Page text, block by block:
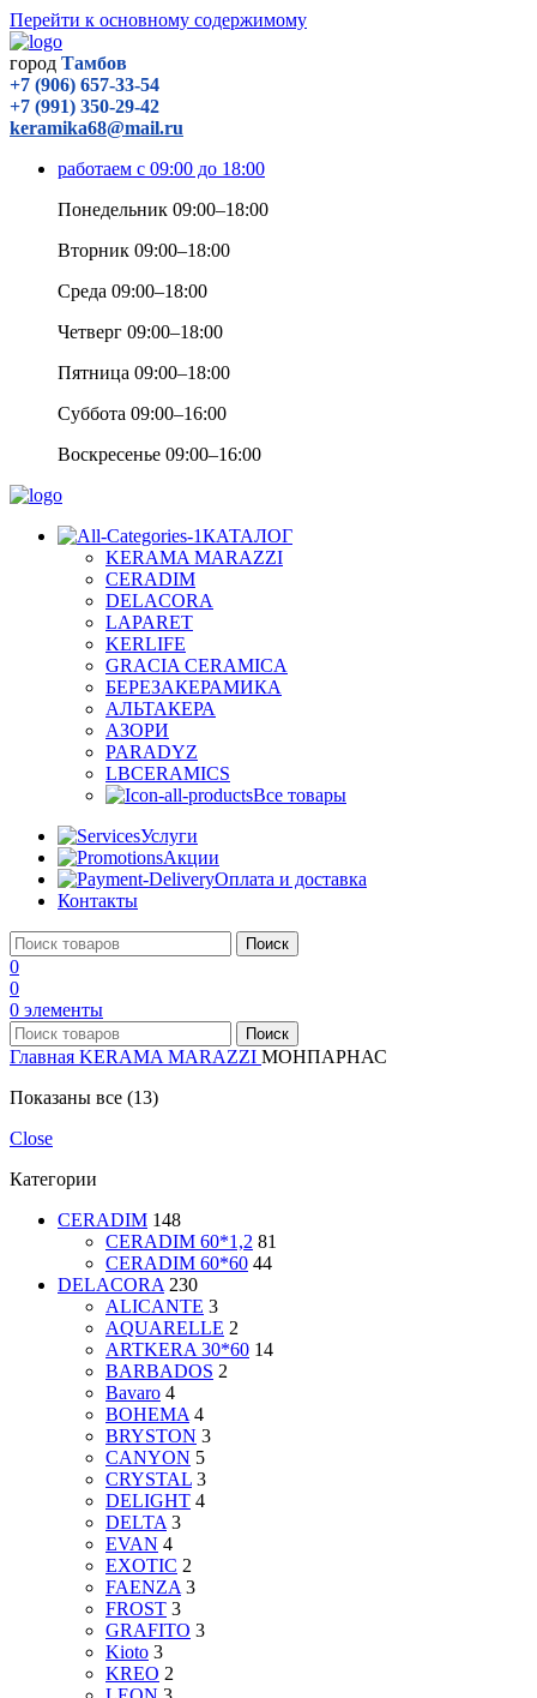
Перейти к основному содержимому
город Тамбов
+7 (906) 657-33-54
+7 (991) 350-29-42
keramika68@mail.ru
работаем с 09:00 до 18:00
Понедельник 09:00–18:00
Вторник 09:00–18:00
Среда 09:00–18:00
Четверг 09:00–18:00
Пятница 09:00–18:00
Суббота 09:00–16:00
Воскресенье 09:00–16:00
КАТАЛОГ
KERAMA MARAZZI
CERADIM
DELACORA
LAPARET
KERLIFE
GRACIA CERAMICA
БЕРЕЗАКЕРАМИКА
АЛЬТАКЕРА
АЗОРИ
PARADYZ
LBCERAMICS
Все товары
Услуги
Акции
Оплата и доставка
Контакты
Поиск
0
0
0 элементы
Поиск
Главная KERAMA MARAZZI МОНПАРНАС
Показаны все (13)
Close
Категории
CERADIM 148
CERADIM 60*1,2 81
CERADIM 60*60 44
DELACORA 230
ALICANTE 3
AQUARELLE 2
ARTKERA 30*60 14
BARBADOS 2
Bavaro 4
BOHEMA 4
BRYSTON 3
CANYON 5
CRYSTAL 3
DELIGHT 4
DELTA 3
EVAN 4
EXOTIC 2
FAENZA 3
FROST 3
GRAFITO 3
Kioto 3
KREO 2